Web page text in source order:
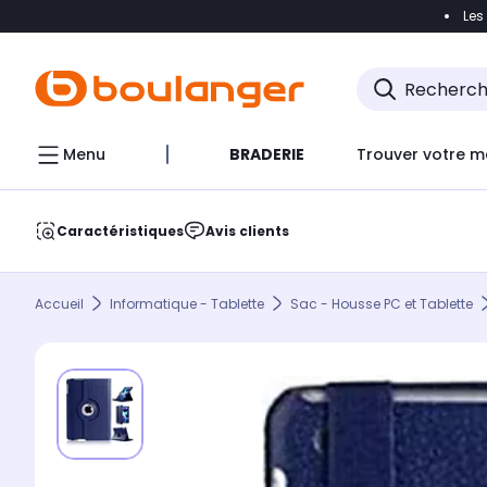
Accéder
Menu BRADERIE Trouver votre
Caractéristiques Avis clients
Accueil Informatique - Tablette Sac - Housse PC et Tablette